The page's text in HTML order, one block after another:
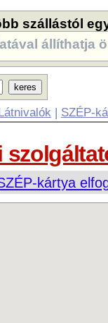
szállástól
állíthatja
| SZÉP-
kártya